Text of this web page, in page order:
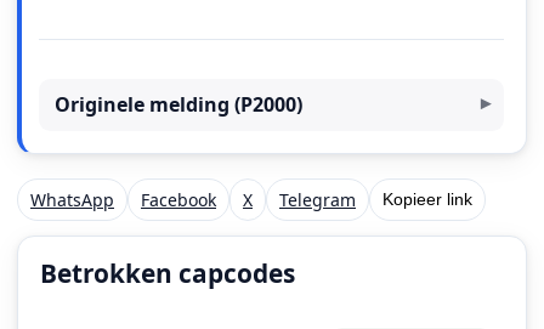
Originele melding (P2000)
WhatsApp Facebook X Telegram Kopieer link
Betrokken capcodes